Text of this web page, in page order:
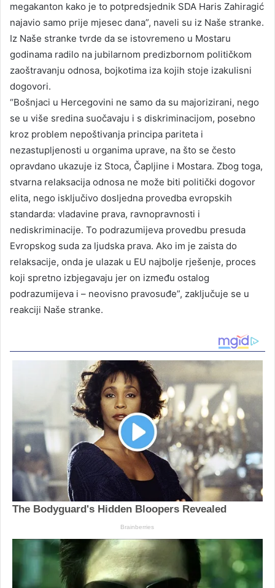
megakanton kako je to potpredsjednik SDA Haris Zahiragić
najavio samo prije mjesec dana”, naveli su iz Naše stranke.
Iz Naše stranke tvrde da se istovremeno u Mostaru
godinama radilo na jubilarnom predizbornom političkom
zaoštravanju odnosa, bojkotima iza kojih stoje izakulisni
dogovori.
“Bošnjaci u Hercegovini ne samo da su majorizirani, nego
se u više sredina suočavaju i s diskriminacijom, posebno
kroz problem nepoštivanja principa pariteta i
nezastupljenosti u organima uprave, na što se često
opravdano ukazuje iz Stoca, Čapljine i Mostara. Zbog toga,
stvarna relaksacija odnosa ne može biti politički dogovor
elita, nego isključivo dosljedna provedba evropskih
standarda: vladavine prava, ravnopravnosti i
nediskriminacije. To podrazumijeva provedbu presuda
Evropskog suda za ljudska prava. Ako im je zaista do
relaksacije, onda je ulazak u EU najbolje rješenje, proces
koji spretno izbjegavaju jer on između ostalog
podrazumijeva i – neovisno pravosuđe”, zaključuje se u
reakciji Naše stranke.